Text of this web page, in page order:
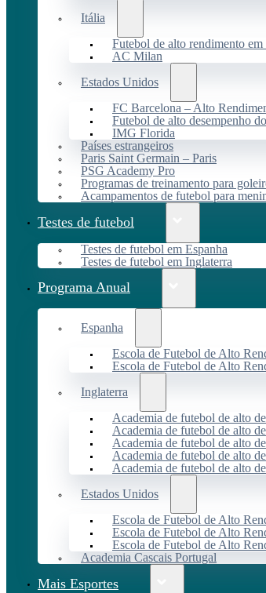
Itália
Futebol de alto rendimento em
AC Milan
Estados Unidos
FC Barcelona – Alto
Futebol de alto desempenho
IMG Florida
Países estrangeiros
Paris Saint Germain – Paris
PSG Academy Pro
Programas de treinamento para
Acampamentos de futebol para
Testes de futebol
Testes de futebol em Espanha
Testes de futebol em Inglaterra
Programa Anual
Espanha
Escola de Futebol de Alto
Escola de Futebol de Alto
Inglaterra
Academia de futebol de alto
Academia de futebol de alto
Academia de futebol de alto
Academia de futebol de alto
Academia de futebol de alto
Estados Unidos
Escola de Futebol de Alto
Escola de Futebol de Alto
Escola de Futebol de Alto
Academia Cascais Portugal
Mais Esportes